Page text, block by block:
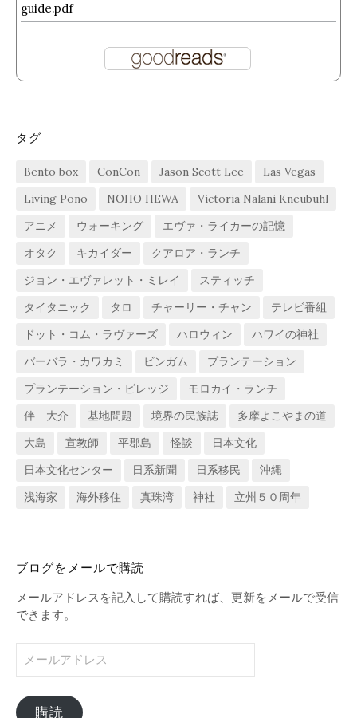
guide.pdf
タグ
Bento box ConCon Jason Scott Lee
Las Vegas
Living Pono
NOHO HEWA
Victoria Nalani Kneubuhl
アニメ
ウォーキング
エヴァ・ライカーの記憶
オタク
キカイダー
クアロア・ランチ
ジョン・エヴァレット・ミレイ
スティッチ
タイタニック
タロ チャーリー・チャン
テレビ番組
ドット・コム・ラヴァーズ
ハロウィン
ハワイの神社
バーバラ・カワカミ
ビンガム
プランテーション
プランテーション・ビレッジ
モロカイ・ランチ
伴 大介
基地問題 境界の民族誌
多摩よこやまの道
大島
宣教師 平郡島 怪談
日本文化
日本文化センター
日系新聞 日系移民
沖縄
浅海家
海外移住 真珠湾 神社 立州５０周年
ブログをメールで購読
メールアドレスを記入して購読すれば、更新をメールで受信
できます。
ー
ア
購読